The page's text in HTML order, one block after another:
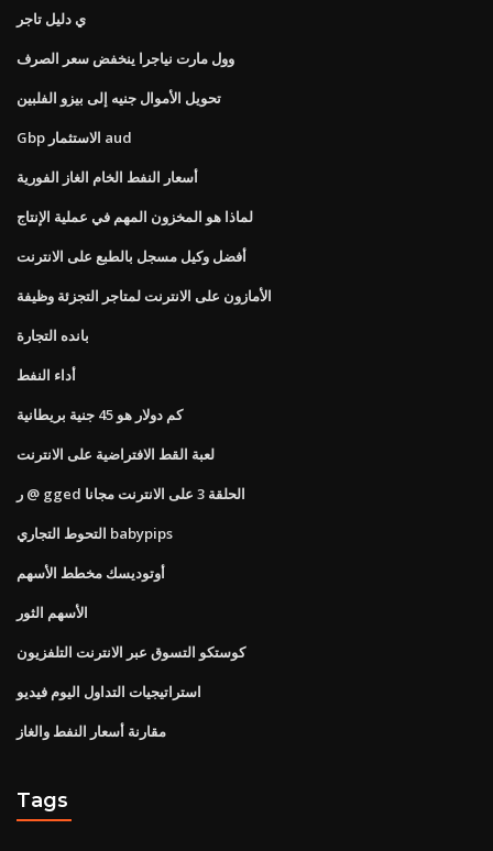
ي دليل تاجر
وول مارت نياجرا ينخفض ​​سعر الصرف
تحويل الأموال جنيه إلى بيزو الفلبين
Gbp الاستثمار aud
أسعار النفط الخام الغاز الفورية
لماذا هو المخزون المهم في عملية الإنتاج
أفضل وكيل مسجل بالطبع على الانترنت
الأمازون على الانترنت لمتاجر التجزئة وظيفة
بانده التجارة
أداء النفط
كم دولار هو 45 جنية بريطانية
لعبة القط الافتراضية على الانترنت
ر @ gged الحلقة 3 على الانترنت مجانا
التحوط التجاري babypips
أوتوديسك مخطط الأسهم
الأسهم الثور
كوستكو التسوق عبر الانترنت التلفزيون
استراتيجيات التداول اليوم فيديو
مقارنة أسعار النفط والغاز
Tags